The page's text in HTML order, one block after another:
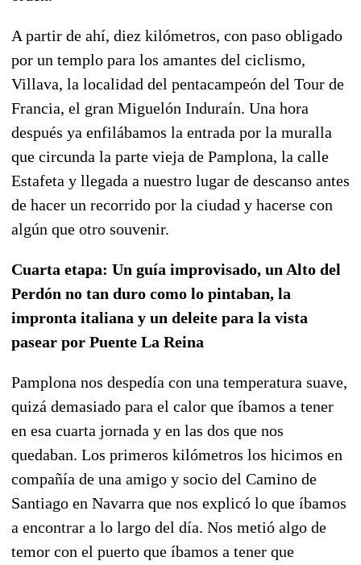
A partir de ahí, diez kilómetros, con paso obligado
por un templo para los amantes del ciclismo,
Villava, la localidad del pentacampeón del Tour de
Francia, el gran Miguelón Induraín. Una hora
después ya enfilábamos la entrada por la muralla
que circunda la parte vieja de Pamplona, la calle
Estafeta y llegada a nuestro lugar de descanso antes
de hacer un recorrido por la ciudad y hacerse con
algún que otro souvenir.
Cuarta etapa: Un guía improvisado, un Alto del
Perdón no tan duro como lo pintaban, la
impronta italiana y un deleite para la vista
pasear por Puente La Reina
Pamplona nos despedía con una temperatura suave,
quizá demasiado para el calor que íbamos a tener
en esa cuarta jornada y en las dos que nos
quedaban. Los primeros kilómetros los hicimos en
compañía de una amigo y socio del Camino de
Santiago en Navarra que nos explicó lo que íbamos
a encontrar a lo largo del día. Nos metió algo de
temor con el puerto que íbamos a tener que